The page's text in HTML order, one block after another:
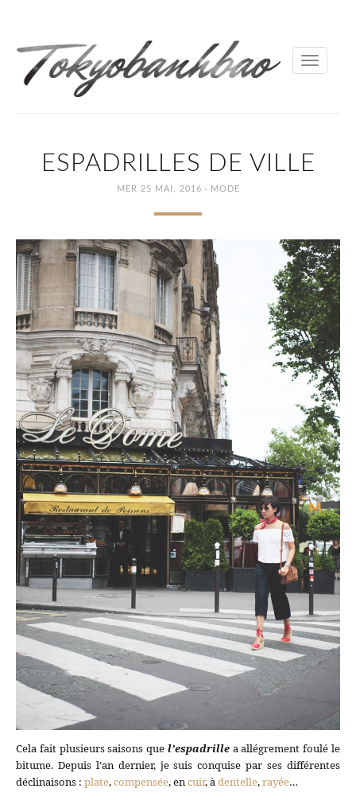
Toggle
ESPADRILLES DE VILLE
MER 25 MAI, 2016 · MODE
Cela fait plusieurs saisons que l’espadrille a allégrement foulé le
bitume. Depuis l’an dernier, je suis conquise par ses différentes
déclinaisons : plate,compensée, encuir, àdentelle,rayée…